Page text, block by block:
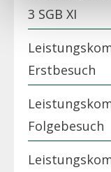
3 SGB XI
Erstbesuch
Folgebesuch